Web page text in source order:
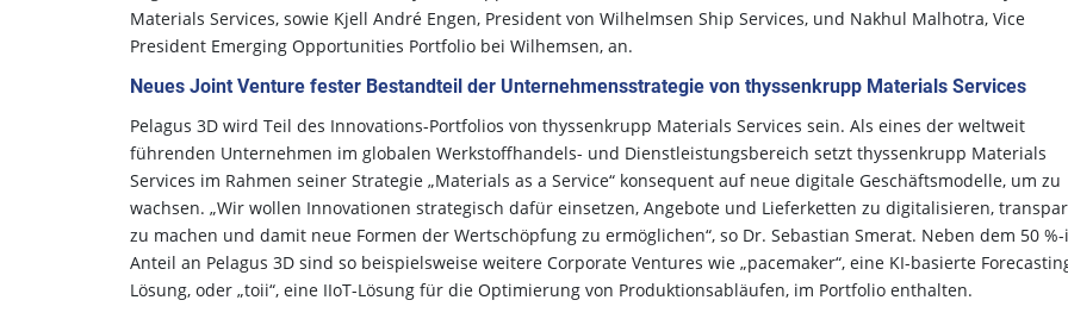
Materials Services, sowie Kjell André Engen, President von Wilhelmsen Ship Services, und Nakhul Malhotra, Vice
President Emerging Opportunities Portfolio bei Wilhemsen, an.
Neues Joint Venture fester Bestandteil der Unternehmensstrategie von thyssenkrupp Materials Services
Pelagus 3D wird Teil des Innovations-Portfolios von thyssenkrupp Materials Services sein. Als eines der weltweit
führenden Unternehmen im globalen Werkstoffhandels- und Dienstleistungsbereich setzt thyssenkrupp Materials
Services im Rahmen seiner Strategie „Materials as a Service“ konsequent auf neue digitale Geschäftsmodelle, um zu
wachsen. „Wir wollen Innovationen strategisch dafür einsetzen, Angebote und Lieferketten zu digitalisieren,
zu machen und damit neue Formen der Wertschöpfung zu ermöglichen“, so Dr. Sebastian Smerat. Neben dem 50
Anteil an Pelagus 3D sind so beispielsweise weitere Corporate Ventures wie „pacemaker“, eine KI-basierte
Lösung, oder „toii“, eine IIoT-Lösung für die Optimierung von Produktionsabläufen, im Portfolio enthalten.